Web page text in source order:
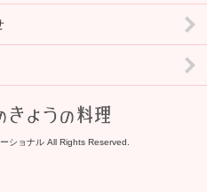
ショナル All Rights Reserved.